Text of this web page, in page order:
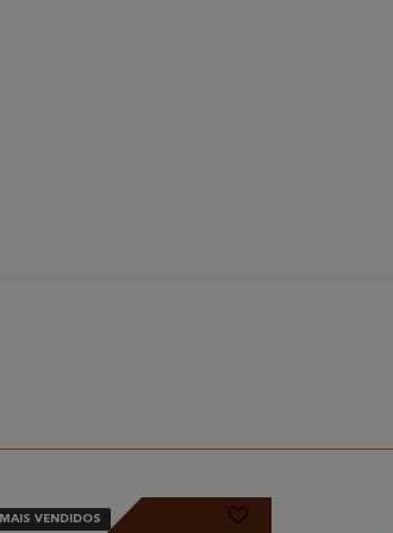
MAIS VENDIDOS